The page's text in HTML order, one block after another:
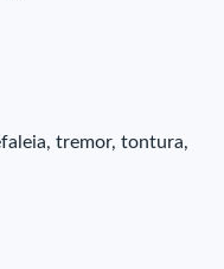
tremor, tontura,